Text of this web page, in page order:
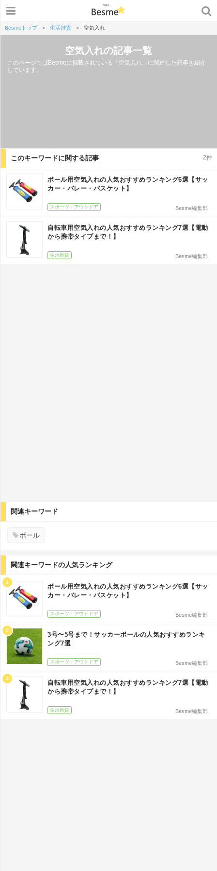
Besmeトップ > 生活雑貨 > 空気入れ
空気入れの記事一覧
このページではBesmeに掲載されている「空気入れ」に関連した記事を紹介
しています。
このキーワードに関する記事 2件
ボール用空気入れの人気おすすめランキング6選【サッ
カー・バレー・バスケット】
スポーツ・アウトドア Besme編集部
自転車用空気入れの人気おすすめランキング7選【電動
から携帯タイプまで！】
生活雑貨 Besme編集部
関連キーワード
ボール
関連キーワードの人気ランキング
1
ボール用空気入れの人気おすすめランキング6選【サッ
カー・バレー・バスケット】
スポーツ・アウトドア Besme編集部
2
3号〜5号まで！サッカーボールの人気おすすめランキ
ング7選
スポーツ・アウトドア Besme編集部
3
自転車用空気入れの人気おすすめランキング7選【電動
から携帯タイプまで！】
生活雑貨 Besme編集部